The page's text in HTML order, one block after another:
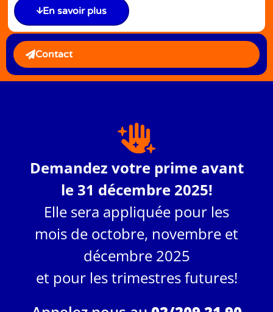
En savoir plus
Contact
Demandez votre prime avant
le 31 décembre 2025!
Elle sera appliquée pour les
mois de octobre, novembre et
décembre 2025
et pour les trimestres futures!